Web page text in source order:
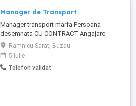
Manager de Transport
Manager transport marfa Persoana
desemnata CU CONTRACT Angajare
Descriere Dețin Atestat Manager
Transport Marfa-(Persoana Desemnată),
Manager Transport Persoane, Doresc
colaborare (part time full time) cu firme de
Ramnicu Sarat, Buzau
5 iulie
Telefon validat